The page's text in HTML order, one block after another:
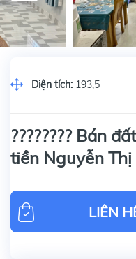
Diện tích: 193,5
???????? Bán
tiền Nguyễn
LIÊN